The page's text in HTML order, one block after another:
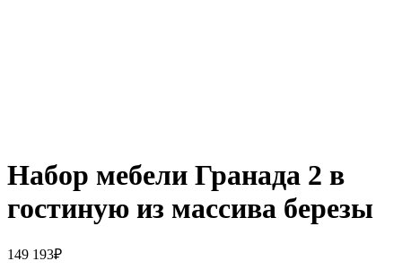
Набор мебели Гранада 2 в
гостиную из массива березы
149 193₽